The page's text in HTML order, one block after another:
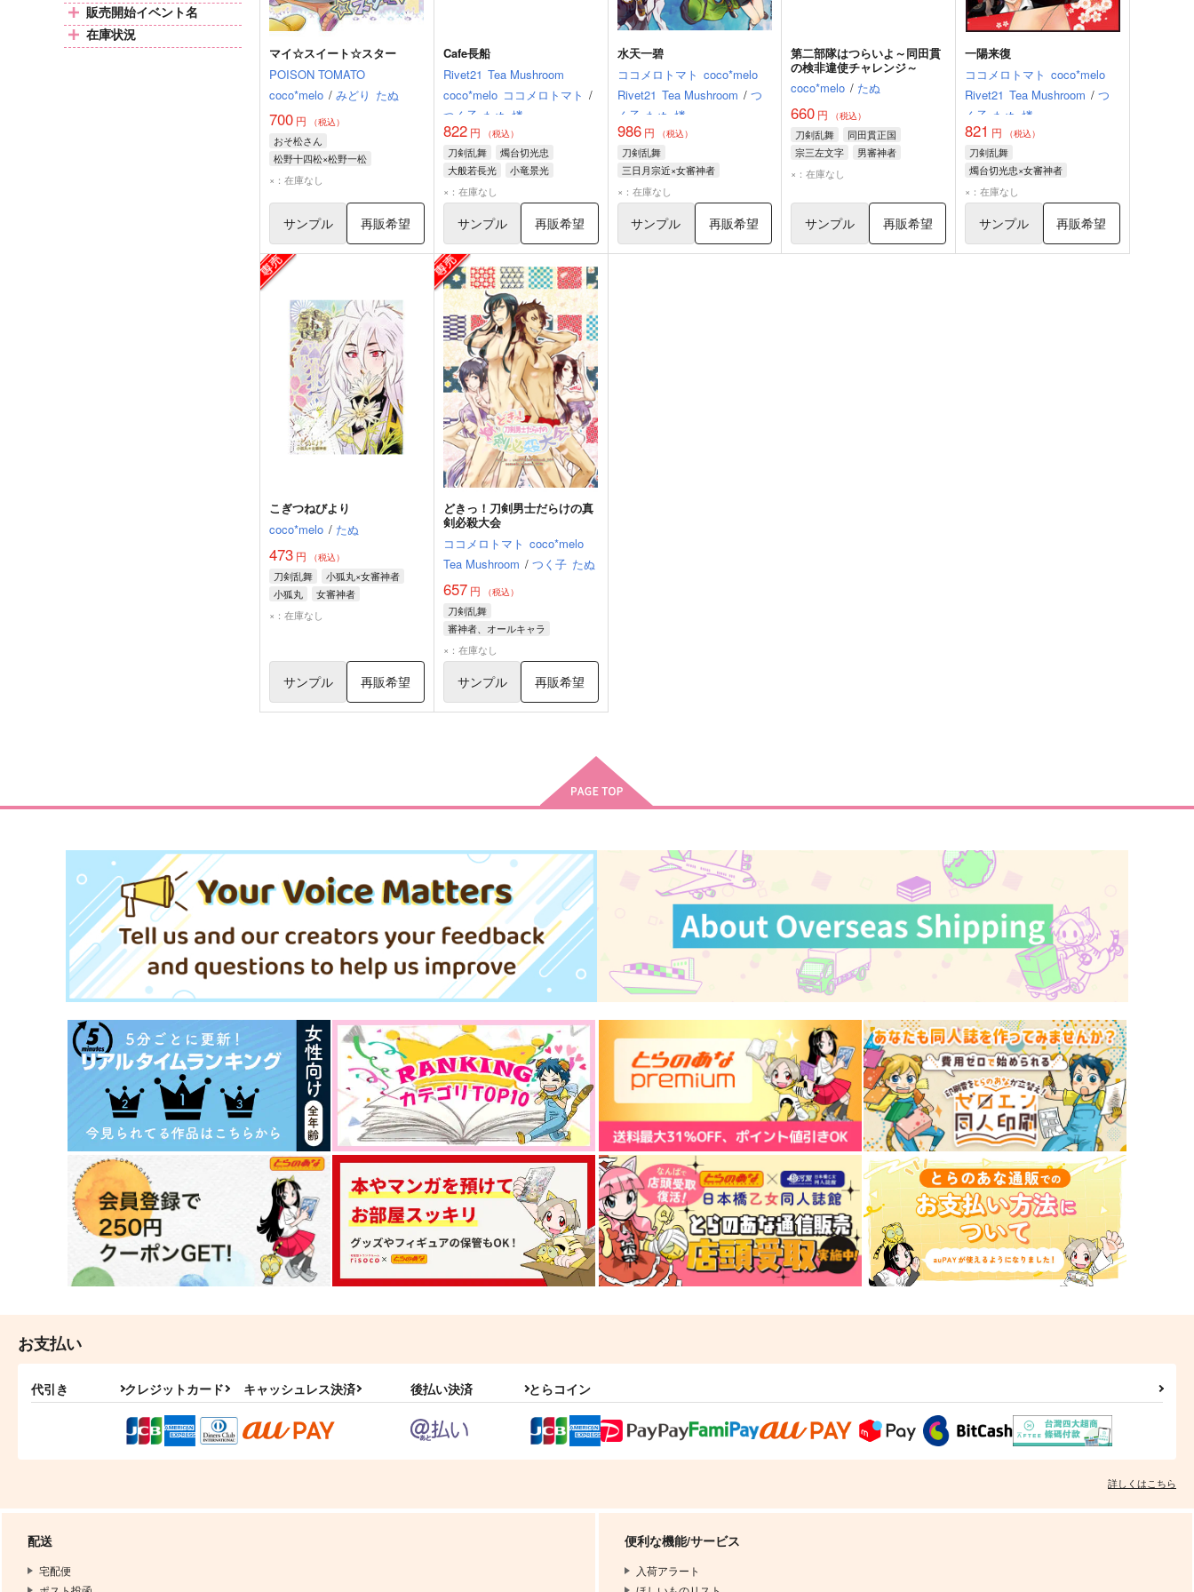
販売開始イベント名
在庫状況
マイ☆スイート☆スター
POISON TOMATO
coco*melo / みどり たぬ
700 円 （税込）
おそ松さん
松野十四松×松野一松
松野十四松
×：在庫なし
サンプル 再販希望
Cafe長船
Rivet21 Tea Mushroom
coco*melo ココメロトマト /
つく子 たぬ 燐
822円 （税込）
刀剣乱舞
燭台切光忠
大般若長光
小竜景光
×：在庫なし
サンプル 再販希望
水天一碧
ココメロトマト coco*melo
Rivet21 Tea Mushroom / つ
く子 たぬ 燐
986円 （税込）
刀剣乱舞
三日月宗近×女審神者
明石国行
×：在庫なし
サンプル 再販希望
第二部隊はつらいよ～同田貫
の検非違使チャレンジ～
coco*melo / たぬ
660 円 （税込）
刀剣乱舞
同田貫正国
宗三左文字
男審神者
×：在庫なし
サンプル 再販希望
一陽来復
ココメロトマト coco*melo
Rivet21 Tea Mushroom / つ
く子 たぬ 燐
821 円 （税込）
刀剣乱舞
燭台切光忠×女審神者
燭台切光忠
山姥切国広
×：在庫なし
サンプル 再販希望
こぎつねびより
coco*melo / たぬ
473 円 （税込）
刀剣乱舞
小狐丸×女審神者
小狐丸
女審神者
×：在庫なし
サンプル 再販希望
どきっ！刀剣男士だらけの真
剣必殺大会
ココメロトマト coco*melo
Tea Mushroom / つく子 たぬ
657円 （税込）
刀剣乱舞
審神者、オールキャラ
オールキャラ
×：在庫なし
サンプル 再販希望
お支払い
代引き クレジットカード キャッシュレス決済 後払い決済 とらコイン
詳しくはこちら
配送
宅配便
便利な機能/サービス
入荷アラート